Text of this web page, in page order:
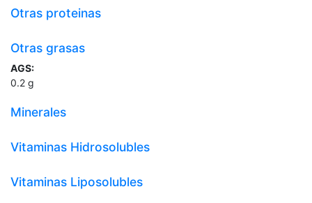
Otras proteinas
Otras grasas
AGS:
0.2 g
Minerales
Vitaminas Hidrosolubles
Vitaminas Liposolubles